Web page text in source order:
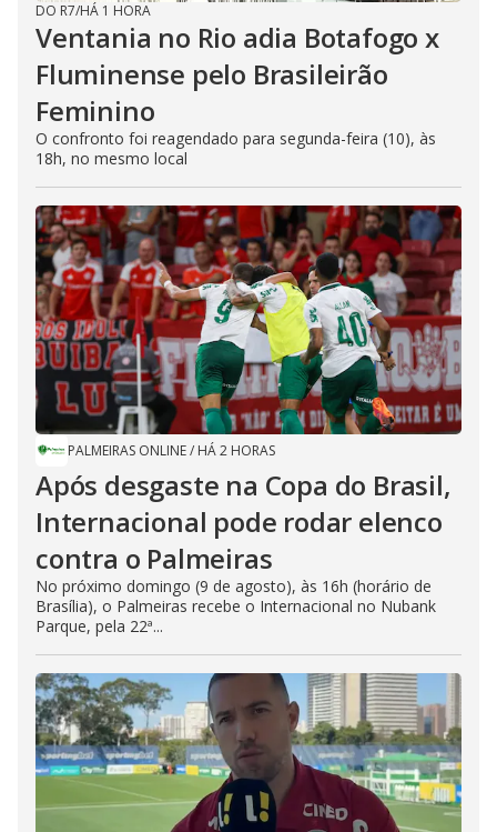
DO R7/HÁ 1 HORA
Ventania no Rio adia Botafogo x
Fluminense pelo Brasileirão
Feminino
O confronto foi reagendado para segunda-feira (10), às
18h, no mesmo local
PALMEIRAS ONLINE/ HÁ 2 HORAS
Após desgaste na Copa do Brasil,
Internacional pode rodar elenco
contra o Palmeiras
No próximo domingo (9 de agosto), às 16h (horário de
Brasília), o Palmeiras recebe o Internacional no Nubank
Parque, pela 22ª...